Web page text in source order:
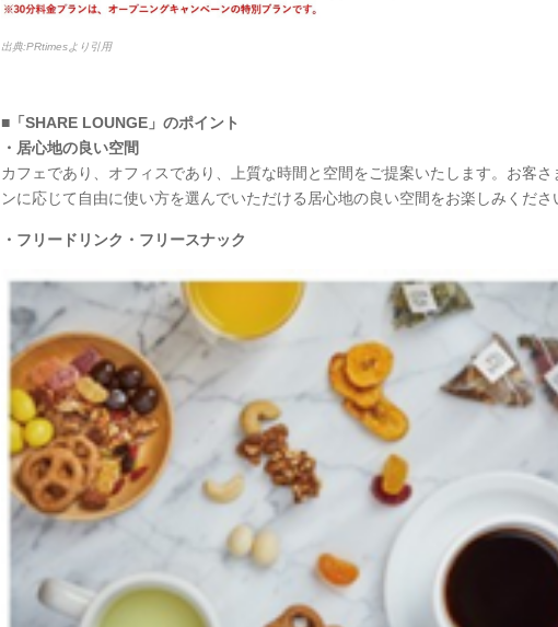
出典:PRtimesより引用
■「SHARE LOUNGE」のポイント
・居心地の良い空間
カフェであり、オフィスであり、上質な時間と空間をご提案いたします。お客さ
ンに応じて自由に使い方を選んでいただける居心地の良い空間をお楽しみくださ
・フリードリンク・フリースナック